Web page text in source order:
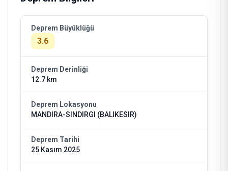
Deprem Büyüklüğü
3.6
Deprem Derinliği
12.7 km
Deprem Lokasyonu
MANDIRA-SINDIRGI (BALIKESIR)
Deprem Tarihi
25 Kasım 2025